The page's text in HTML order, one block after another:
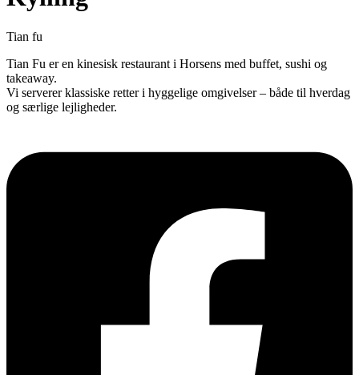
Tian fu
Tian Fu er en kinesisk restaurant i Horsens med buffet, sushi og
takeaway.
Vi serverer klassiske retter i hyggelige omgivelser – både til hverdag
og særlige lejligheder.